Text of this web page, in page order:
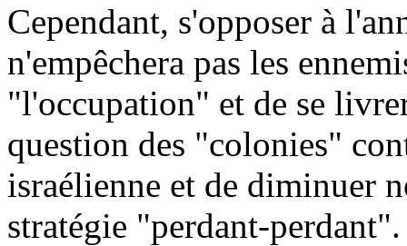
Cependant, s'opposer à
n'empêchera pas les
"l'occupation" et de se
question des "colonies"
israélienne et de diminuer
stratégie "perdant-perdant".